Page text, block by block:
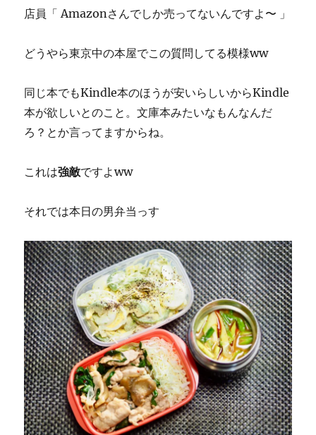
店員「 Amazonさんでしか売ってないんですよ〜 」
どうやら東京中の本屋でこの質問してる模様ww
同じ本でもKindle本のほうが安いらしいからKindle
本が欲しいとのこと。文庫本みたいなもんなんだ
ろ？とか言ってますからね。
これは強敵ですよww
それでは本日の男弁当っす